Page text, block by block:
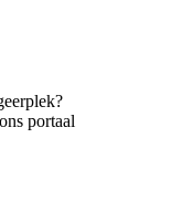
portaal